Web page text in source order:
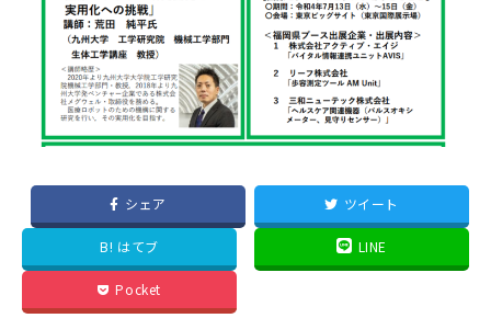
シェア ツイート
B! はてブ LINE
Pocket